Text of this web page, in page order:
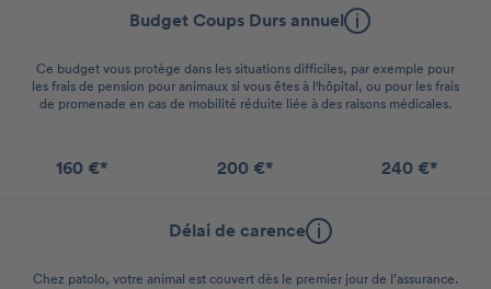
Budget Coups Durs annuel
Ce budget vous protège dans les situations difficiles, par exemple pour
les frais de pension pour animaux si vous êtes à l'hôpital, ou pour les frais
de promenade en cas de mobilité réduite liée à des raisons médicales.
160 €* 200 €* 240 €*
Délai de carence
Chez patolo, votre animal est couvert dès le premier jour de l’assurance.